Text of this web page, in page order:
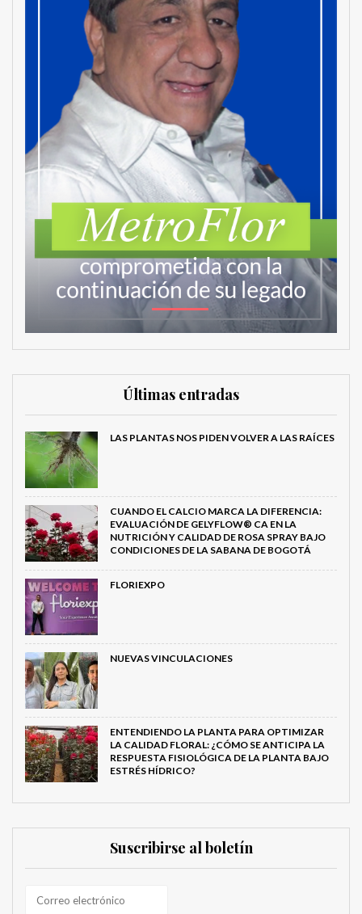
Últimas entradas
LAS PLANTAS NOS PIDEN VOLVER A LAS RAÍCES
CUANDO EL CALCIO MARCA LA DIFERENCIA:
EVALUACIÓN DE GELYFLOW® CA EN LA
NUTRICIÓN Y CALIDAD DE ROSA SPRAY BAJO
CONDICIONES DE LA SABANA DE BOGOTÁ
FLORIEXPO
NUEVAS VINCULACIONES
ENTENDIENDO LA PLANTA PARA OPTIMIZAR
LA CALIDAD FLORAL: ¿CÓMO SE ANTICIPA LA
RESPUESTA FISIOLÓGICA DE LA PLANTA BAJO
ESTRÉS HÍDRICO?
Suscribirse al boletín